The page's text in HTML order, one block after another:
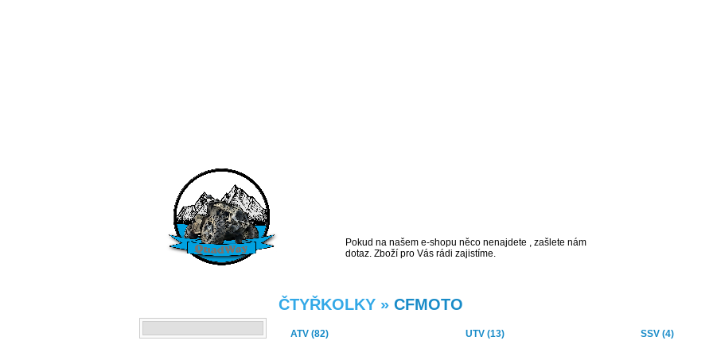
Pokud na našem e-shopu něco nenajdete , zašlete nám
dotaz. Zboží pro Vás rádi zajistíme.
ČTYŘKOLKY » CFMOTO
ATV (82) UTV (13) SSV (4)